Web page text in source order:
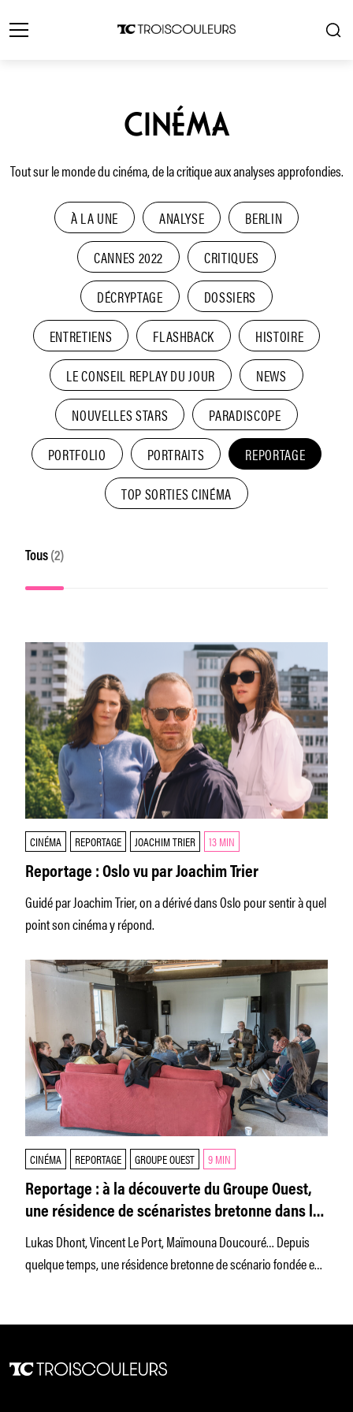
CINÉMA
Tout sur le monde du cinéma, de la critique aux analyses approfondies.
À LA UNE ANALYSE
BERLIN
CANNES 2022
CRITIQUES
DÉCRYPTAGE
DOSSIERS
ENTRETIENS
FLASHBACK
HISTOIRE
LE CONSEIL REPLAY DU JOUR
NEWS
NOUVELLES STARS
PARADISCOPE
PORTFOLIO
PORTRAITS
REPORTAGE
TOP SORTIES CINÉMA
Tous (2)
CINÉMA REPORTAGE JOACHIM TRIER 13 MIN
Reportage : Oslo vu par Joachim Trier
Guidé par Joachim Trier, on a dérivé dans Oslo pour sentir à quel
point son cinéma y répond.
CINÉMA REPORTAGE GROUPE OUEST 9 MIN
Reportage : à la découverte du Groupe Ouest,
une résidence de scénaristes bretonne dans le
vent
Lukas Dhont, Vincent Le Port, Maïmouna Doucouré… Depuis
quelque temps, une résidence bretonne de scénario fondée en